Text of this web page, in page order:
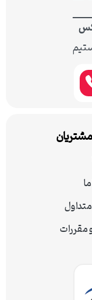
مقررات